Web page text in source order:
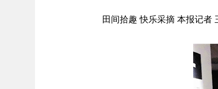
田间拾趣 快乐采摘 本报记者